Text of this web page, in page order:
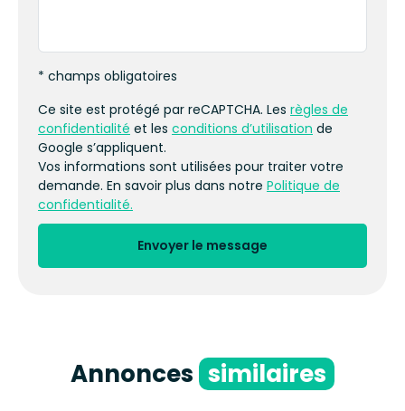
* champs obligatoires
Ce site est protégé par reCAPTCHA. Les règles de
confidentialité et les conditions d’utilisation de
Google s’appliquent.
Vos informations sont utilisées pour traiter votre
demande. En savoir plus dans notre Politique de
confidentialité.
Envoyer le message
Annonces similaires